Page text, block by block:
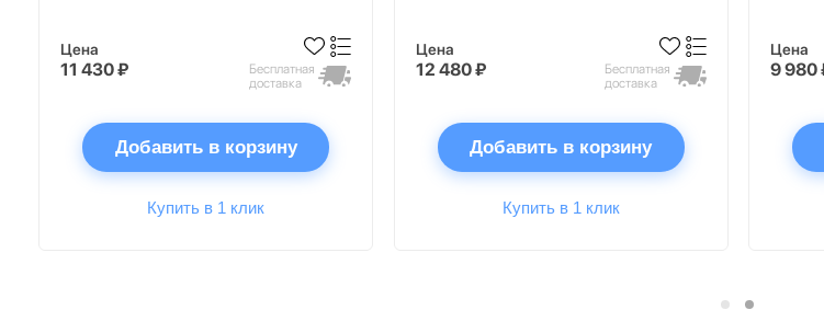
Цена
11 430 ₽
Бесплатная
доставка
Добавить в корзину
Купить в 1 клик
Цена
12 480 ₽
Бесплатная
доставка
Добавить в корзину
Купить в 1 клик
Цена
9 980